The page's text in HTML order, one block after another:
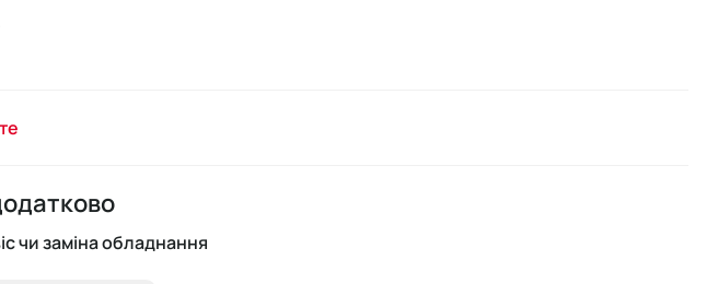
чи заміна обладнання